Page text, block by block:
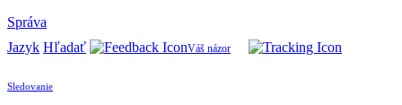
Správa
Jazyk Hľadať Váš názor
Sledovanie